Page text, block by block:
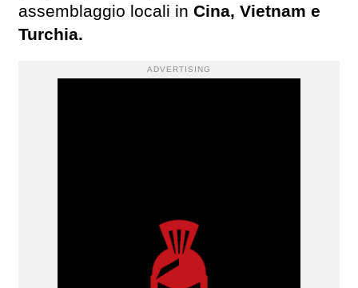
assemblaggio locali in Cina, Vietnam e
Turchia.
ADVERTISING